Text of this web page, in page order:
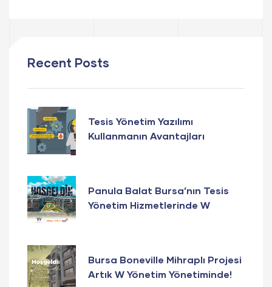
Recent Posts
Tesis Yönetim Yazılımı
Kullanmanın Avantajları
Panula Balat Bursa’nın Tesis
Yönetim Hizmetlerinde W
Bursa Boneville Mihraplı Projesi
Artık W Yönetim Yönetiminde!